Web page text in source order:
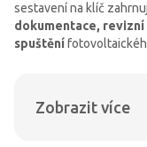
sestavení na klíč
dokumentace,
spuštění
Zobrazit více